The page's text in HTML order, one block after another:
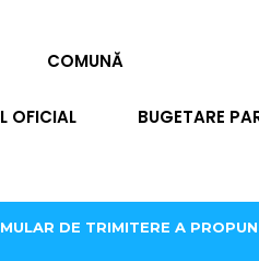
COMUNĂ
OFICIAL BUGETARE
DE TRIMITERE A